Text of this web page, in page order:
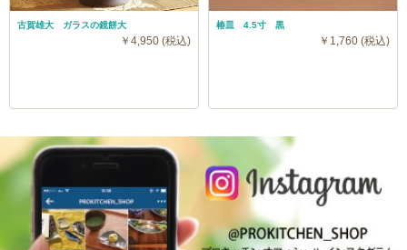
古賀雄大 ガラスの鏡餅大
￥4,950 (税込)
椿皿 4.5寸 黒
￥1,760 (税込)